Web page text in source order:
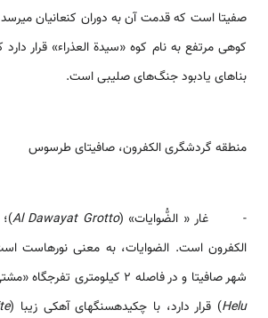
صفیتا است که قدمت آن به دوران کنعانیان
کوهی مرتفع به نام کوه «سیدة العذراء» قرار
بناهای یادبود جنگ‌های صلیبی است.
منطقه گردشگری الکفرون، صافیتای طرسوس
- غار « الضُّوايات» (Al Dawayat Grotto
الکفرون است. الضوایات، به معنی نورهاست
شهر صافیتا و در فاصله 2 کیلومتری تفرجگاه «مشتى الحلو» (
Helu) قرار دارد، با چکیده­سنگ­های آهکی زیبا (